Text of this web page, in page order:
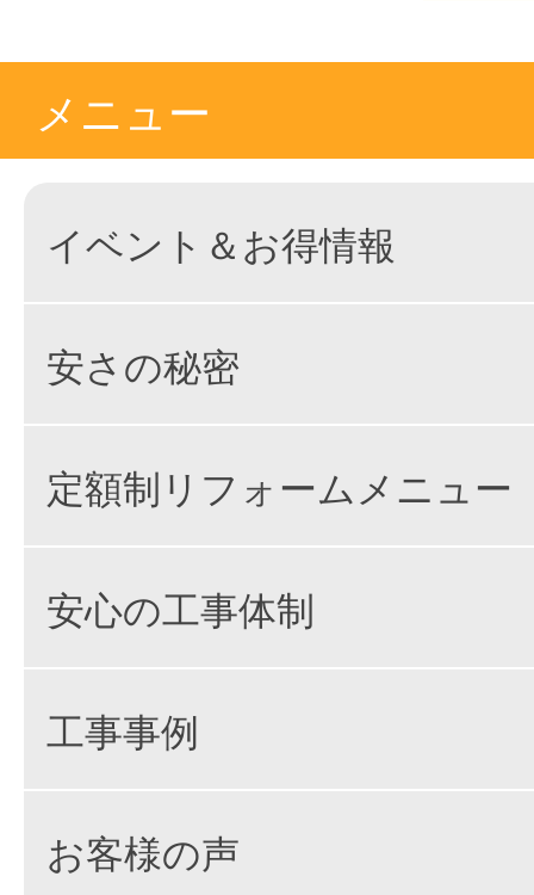
メニュー
イベント＆お得情報
安さの秘密
定額制リフォームメニュー
安心の工事体制
工事事例
お客様の声